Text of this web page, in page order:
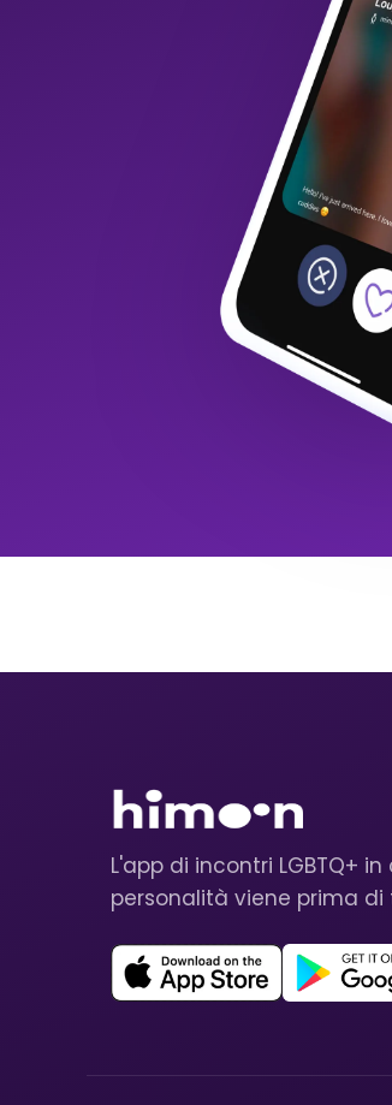
L'app di incontri LGBTQ+ in
personalità viene prima di